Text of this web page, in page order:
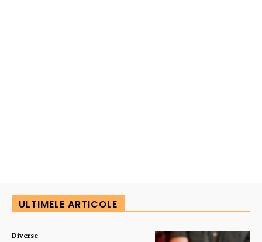
ULTIMELE ARTICOLE
Diverse